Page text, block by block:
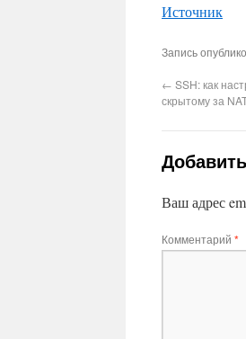
Источник
Запись
← SSH: как
скрытому за
Ваш адрес
Комментарий *
This plugin created